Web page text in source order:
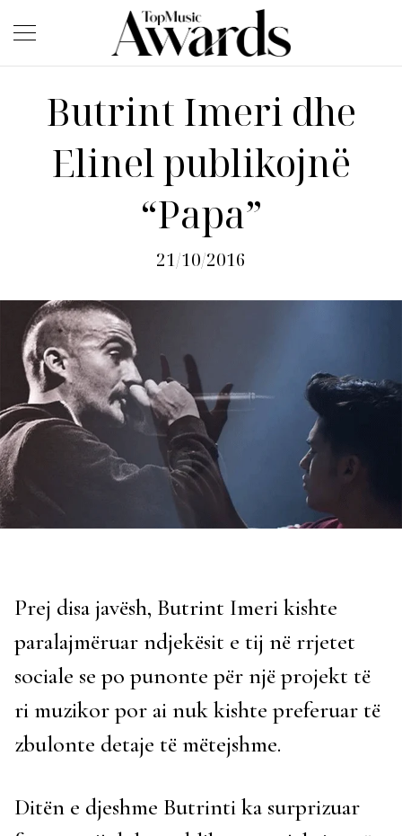
Butrint Imeri dhe
Elinel publikojnë
“Papa”
21/10/2016
Prej disa javësh, Butrint Imeri kishte
paralajmëruar ndjekësit e tij në rrjetet
sociale se po punonte për një projekt të
ri muzikor por ai nuk kishte preferuar të
zbulonte detaje të mëtejshme.
Ditën e djeshme Butrinti ka surprizuar